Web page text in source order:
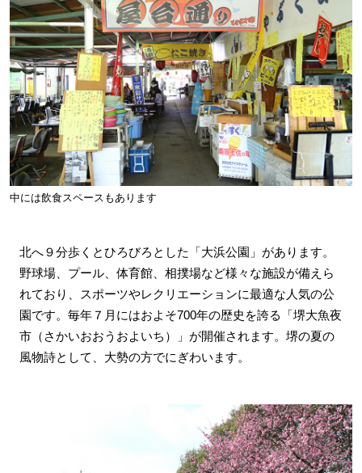
中には飲食スペースもあります
北へ９分歩くとひろびろとした「大浜公園」があります。
野球場、プール、体育館、相撲場など様々な施設が備えら
れており、スポーツやレクリエーションに最適な人気の公
園です。毎年７月にはおよそ700年の歴史を誇る「堺大魚夜
市（さかいおおうおよいち）」が開催されます。堺の夏の
風物詩として、大勢の方でにぎわいます。